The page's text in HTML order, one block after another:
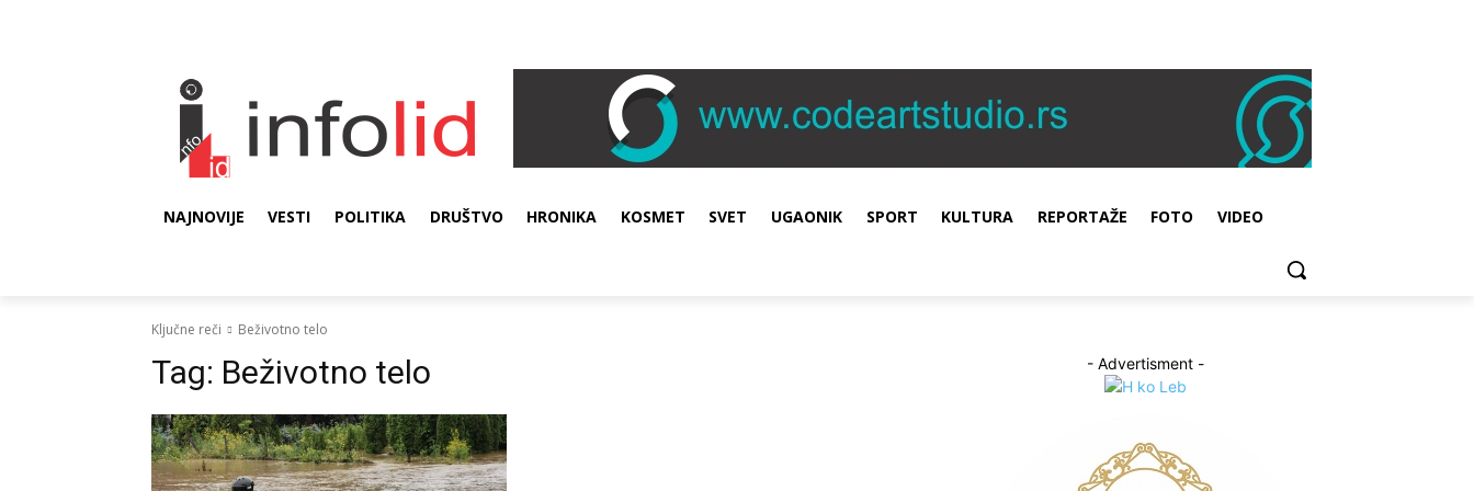
NAJNOVIJE VESTI POLITIKA DRUŠTVO HRONIKA KOSMET SVET UGAONIK SPORT KULTURA REPORTAŽE FOTO VIDEO
Ključne reči Beživotno telo
Tag: Beživotno telo - Advertisment -